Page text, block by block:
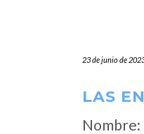
23 de junio de
LAS
Nombre: